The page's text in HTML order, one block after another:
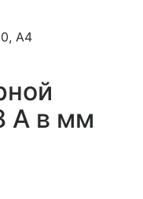
А4
A в мм